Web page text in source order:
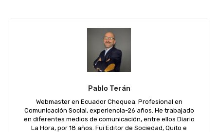
Pablo Terán
Webmaster en Ecuador Chequea. Profesional en
Comunicación Social, experiencia-26 años. He trabajado
en diferentes medios de comunicación, entre ellos Diario
La Hora, por 18 años. Fui Editor de Sociedad, Quito e